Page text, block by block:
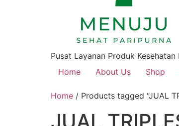
Pusat Layanan Produk
Home
About Us Shop
Home / Products tagged “JUAL